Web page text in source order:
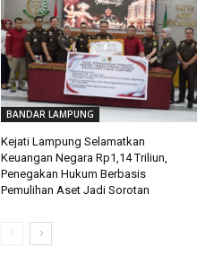
BANDAR LAMPUNG
Kejati Lampung Selamatkan
Keuangan Negara Rp1,14 Triliun,
Penegakan Hukum Berbasis
Pemulihan Aset Jadi Sorotan